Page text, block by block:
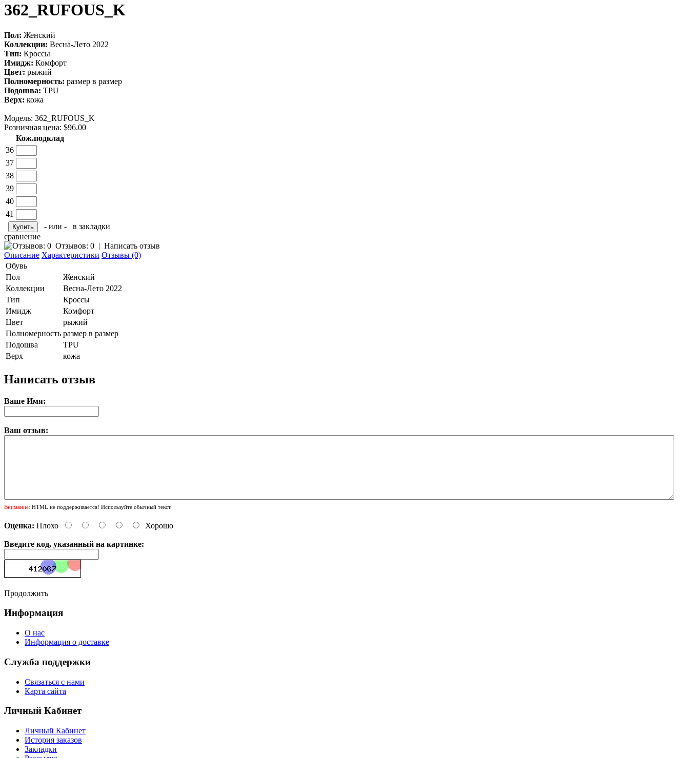
362_RUFOUS_K
Пол: Женский
Коллекции: Весна-Лето 2022
Тип: Кроссы
Имидж: Комфорт
Цвет: рыжий
Полномерность: размер в размер
Подошва: TPU
Верх: кожа
Модель: 362_RUFOUS_K
Розничная цена: $96.00
Кож.подклад
36
37
38
39
40
41
- или -
в закладки
сравнение
Отзывов: 0 | Написать отзыв
Описание Характеристики Отзывы (0)
Обувь
Пол
Женский
Коллекции
Весна-Лето 2022
Тип
Кроссы
Имидж
Комфорт
Цвет
рыжий
Полномерность размер в размер
Подошва
TPU
Верх
кожа
Написать отзыв
Ваше Имя:
Ваш отзыв:
Внимание: HTML не поддерживается! Используйте обычный текст.
Оценка: Плохо Хорошо
Введите код, указанный на картинке:
Продолжить
Информация
О нас
Информация о доставке
Служба поддержки
Связаться с нами
Карта сайта
Личный Кабинет
Личный Кабинет
История заказов
Закладки